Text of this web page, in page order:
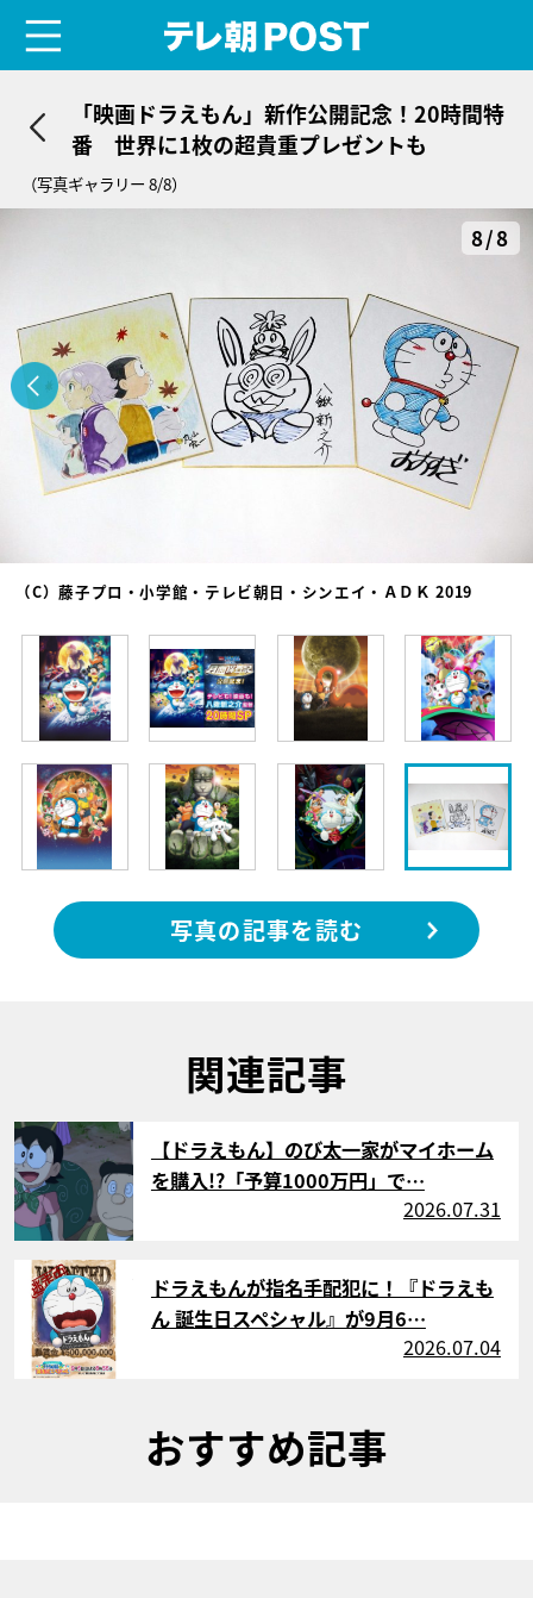
「映画ドラえもん」新作公開記念！20時間特
番 世界に1枚の超貴重プレゼントも
（写真ギャラリー 8/8）
8/8
（C）藤子プロ・小学館・テレビ朝日・シンエイ・ＡＤＫ 2019
写真の記事を読む
関連記事
サムネイル
【ドラえもん】のび太一家がマイホーム
を購入!?「予算1000万円」で…
2026.07.31
ドラえもんが指名手配犯に！『ドラえも
ん 誕生日スペシャル』が9月6…
2026.07.04
おすすめ記事